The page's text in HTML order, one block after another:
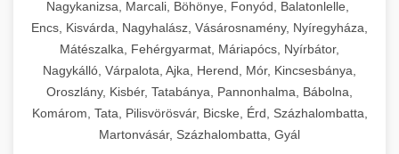
Ipari sütők és gőzpárolók katalógusa -
chef-iparikonyhagepek.hu
berendezések
használatot, miközben megfelel az összes
higiéniai előírásnak.
Ipari hűtőberendezések széles
választéka - chef-iparikonyhagepek.hu
kereskedelmi hűtőegység és hűtőkamra rendszerek
hőmérsékletet és vízminőséget figyelő
rendszerekkel, valamint energiatakarékos
technológiával rendelkeznek. A rozsdamentes
acél konstrukció és a könnyen hozzáférhető
karbantartási pontok biztosítják a hosszú
élettartamot és az egyszerű üzemeltetést.
tisztíthatók, szétszerelhetők és karbantarthatók,
megfelelnek az összes élelmiszer-biztonsági
előírásnak. Különböző teljesítményű modellek
állnak rendelkezésre asztali és állványos
kivitelben, az egyedi igények és a
feldolgozandó mennyiségek függvényében.
Biztonságos kezelést biztosító védőburkolatok
berendezést magában foglal, amely szükséges
egy modern, hatékonyan működő
kereskedelmi konyha komplett felszereléséhez
és működtetéséhez. Az alapvető
főzőberendezésektől (tűzhelyek, sütők,
grillsütők, frittőzök) kezdve a speciális
feldolgozógépeken (szeletelők, aprítók,
Nagykanizsa, Marcali, Böhönye, Fonyód, Balatonlelle,
Encs, Kisvárda, Nagyhalász, Vásárosnamény, Nyíregyháza,
Mátészalka, Fehérgyarmat, Máriapócs, Nyírbátor,
Nagykálló, Várpalota, Ajka, Herend, Mór, Kincsesbánya,
Oroszlány, Kisbér, Tatabánya, Pannonhalma, Bábolna,
Komárom, Tata, Pilisvörösvár, Bicske, Érd, Százhalombatta,
Martonvásár, Százhalombatta, Gyál